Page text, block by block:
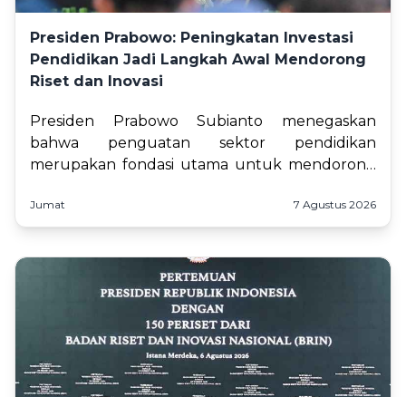
Presiden Prabowo: Peningkatan Investasi
Pendidikan Jadi Langkah Awal Mendorong
Riset dan Inovasi
Presiden Prabowo Subianto menegaskan
bahwa penguatan sektor pendidikan
merupakan fondasi utama untuk mendorong
yang akan menentukan daya saing Indone
Jumat 7 Agustus 2026